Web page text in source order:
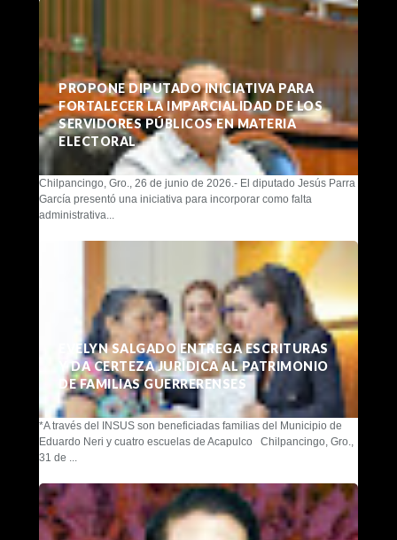
PROPONE DIPUTADO INICIATIVA PARA
FORTALECER LA IMPARCIALIDAD DE LOS
SERVIDORES PÚBLICOS EN MATERIA
ELECTORAL
Chilpancingo, Gro., 26 de junio de 2026.- El diputado Jesús Parra
García presentó una iniciativa para incorporar como falta
administrativa...
EVELYN SALGADO ENTREGA ESCRITURAS
Y DA CERTEZA JURÍDICA AL PATRIMONIO
DE FAMILIAS GUERRERENSES
*A través del INSUS son beneficiadas familias del Municipio de
Eduardo Neri y cuatro escuelas de Acapulco Chilpancingo, Gro.,
31 de ...